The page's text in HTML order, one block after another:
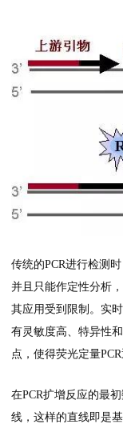
传统的PCR进行检测
并且只能作定性分析
其应用受到限制。实
有灵敏度高、特异性
点，使得荧光定量PCR
在PCR扩增反应的最
线，这样的直线即是